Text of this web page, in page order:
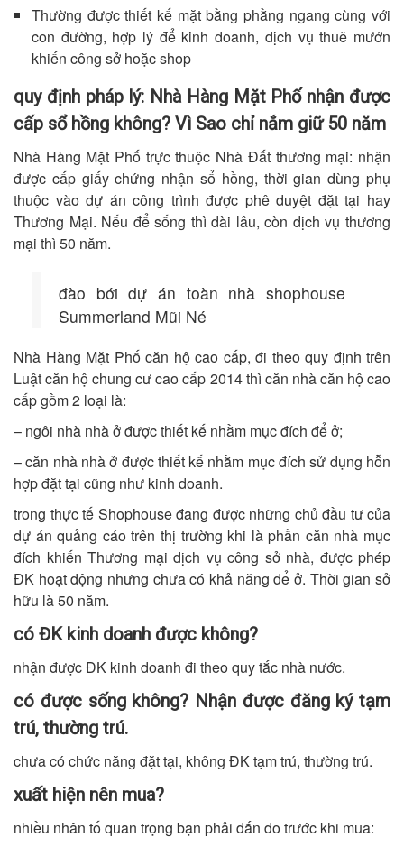
Thường được thiết kế mặt bằng phằng ngang cùng với
con đường, hợp lý để kinh doanh, dịch vụ thuê mướn
khiến công sở hoặc shop
quy định pháp lý: Nhà Hàng Mặt Phố nhận được
cấp sổ hồng không? Vì Sao chỉ nắm giữ 50 năm
Nhà Hàng Mặt Phố trực thuộc Nhà Đất thương mại: nhận
được cấp giấy chứng nhận sổ hồng, thời gian dùng phụ
thuộc vào dự án công trình được phê duyệt đặt tại hay
Thương Mại. Nếu để sống thì dài lâu, còn dịch vụ thương
mại thì 50 năm.
đào bới dự án toàn nhà shophouse
Summerland Mũi Né
Nhà Hàng Mặt Phố căn hộ cao cấp, đi theo quy định trên
Luật căn hộ chung cư cao cấp 2014 thì căn nhà căn hộ cao
cấp gồm 2 loại là:
– ngôi nhà nhà ở được thiết kế nhằm mục đích để ở;
– căn nhà nhà ở được thiết kế nhằm mục đích sử dụng hỗn
hợp đặt tại cũng như kinh doanh.
trong thực tế Shophouse đang được những chủ đầu tư của
dự án quảng cáo trên thị trường khi là phần căn nhà mục
đích khiến Thương mại dịch vụ công sở nhà, được phép
ĐK hoạt động nhưng chưa có khả năng để ở. Thời gian sở
hữu là 50 năm.
có ĐK kinh doanh được không?
nhận được ĐK kinh doanh đi theo quy tắc nhà nước.
có được sống không? Nhận được đăng ký tạm
trú, thường trú.
chưa có chức năng đặt tại, không ĐK tạm trú, thường trú.
xuất hiện nên mua?
nhiều nhân tố quan trọng bạn phải đắn đo trước khi mua: